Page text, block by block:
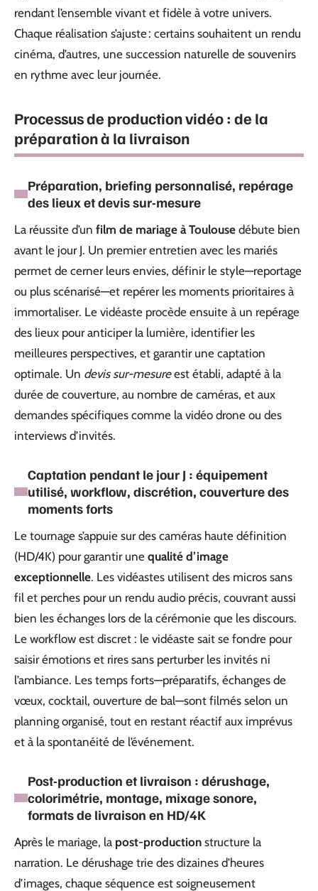
rendant l’ensemble vivant et fidèle à votre univers.
Chaque réalisation s’ajuste : certains souhaitent un rendu
cinéma, d’autres, une succession naturelle de souvenirs
en rythme avec leur journée.
Processus de production vidéo : de la
préparation à la livraison
Préparation, briefing personnalisé, repérage
des lieux et devis sur-mesure
La réussite d’un film de mariage à Toulouse débute bien
avant le jour J. Un premier entretien avec les mariés
permet de cerner leurs envies, définir le style—reportage
ou plus scénarisé—et repérer les moments prioritaires à
immortaliser. Le vidéaste procède ensuite à un repérage
des lieux pour anticiper la lumière, identifier les
meilleures perspectives, et garantir une captation
optimale. Un devis sur-mesureest établi, adapté à la
durée de couverture, au nombre de caméras, et aux
demandes spécifiques comme la vidéo drone ou des
interviews d’invités.
Captation pendant le jour J : équipement
utilisé, workflow, discrétion, couverture des
moments forts
Le tournage s’appuie sur des caméras haute définition
(HD/4K) pour garantir une qualité d’image
exceptionnelle. Les vidéastes utilisent des micros sans
fil et perches pour un rendu audio précis, couvrant aussi
bien les échanges lors de la cérémonie que les discours.
Le workflow est discret : le vidéaste sait se fondre pour
saisir émotions et rires sans perturber les invités ni
l’ambiance. Les temps forts—préparatifs, échanges de
vœux, cocktail, ouverture de bal—sont filmés selon un
planning organisé, tout en restant réactif aux imprévus
et à la spontanéité de l’événement.
Post-production et livraison : dérushage,
colorimétrie, montage, mixage sonore,
formats de livraison en HD/4K
Après le mariage, la post-production structure la
narration. Le dérushage trie des dizaines d’heures
d’images, chaque séquence est soigneusement